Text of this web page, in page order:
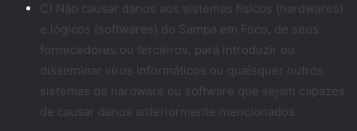
C) Não causar danos aos sistemas físicos (hardwares)
e lógicos (softwares) do Sampa em Foco, de seus
fornecedores ou terceiros, para introduzir ou
disseminar vírus informáticos ou quaisquer outros
sistemas de hardware ou software que sejam capazes
de causar danos anteriormente mencionados.